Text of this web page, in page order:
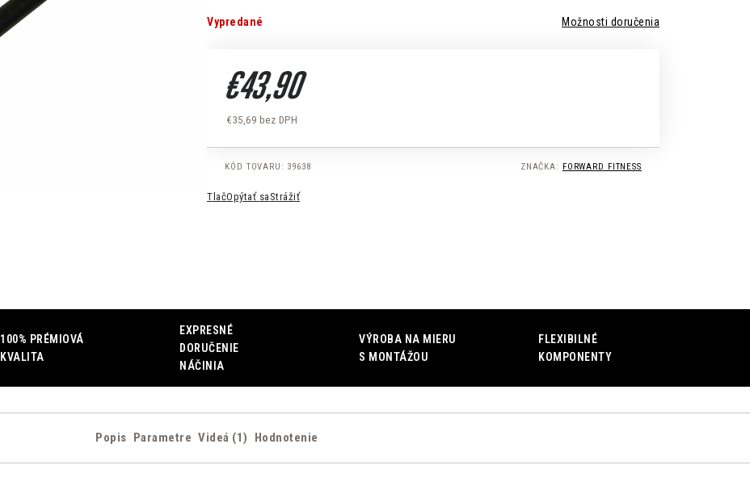
Vypredané Možnosti doručenia
€43,90
€35,69 bez DPH
KÓD TOVARU: 39638 ZNAČKA: FORWARD FITNESS
TlačOpýtať sa Strážiť
100% PRÉMIOVÁ
KVALITA
EXPRESNÉ
DORUČENIE
NÁČINIA
VÝROBA NA MIERU
S MONTÁŽOU
FLEXIBILNÉ
KOMPONENTY
Popis Parametre Videá (1) Hodnotenie